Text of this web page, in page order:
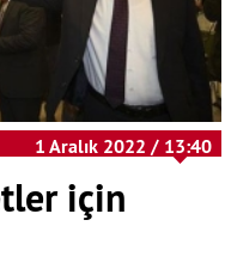
1 Aralık 2022 / 13:40
için